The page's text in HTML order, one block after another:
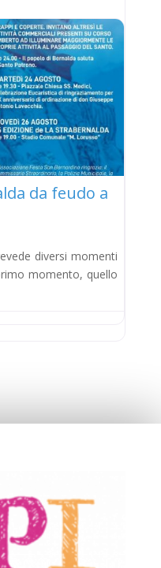
da feudo a
diversi momenti
momento, quello